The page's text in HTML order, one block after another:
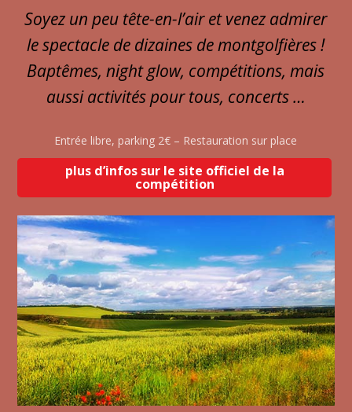
Soyez un peu tête-en-l’air et venez admirer
le spectacle de dizaines de montgolfières !
Baptêmes, night glow, compétitions, mais
aussi activités pour tous, concerts …
Entrée libre, parking 2€ – Restauration sur place
plus d’infos sur le site officiel de la
compétition